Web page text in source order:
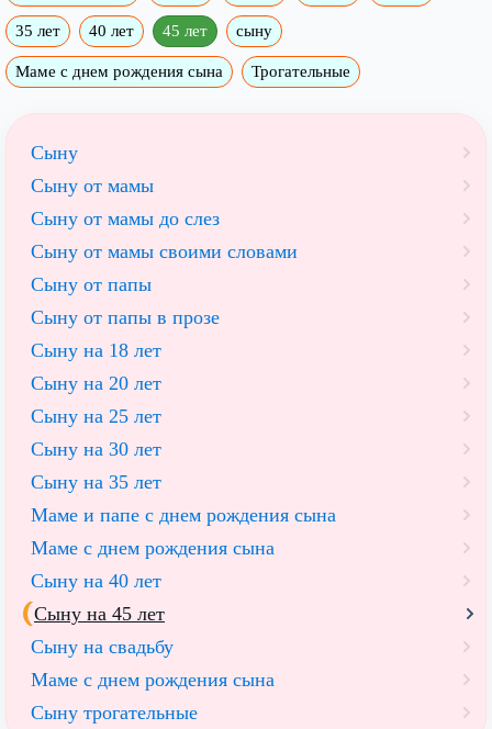
35 лет 40 лет 45 лет сыну
Маме с днем рождения сына Трогательные
Сыну
Сыну от мамы
Сыну от мамы до слез
Сыну от мамы своими словами
Сыну от папы
Сыну от папы в прозе
Сыну на 18 лет
Сыну на 20 лет
Cыну на 25 лет
Сыну на 30 лет
Сыну на 35 лет
Маме и папе с днем рождения сына
Маме с днем рождения сына
Сыну на 40 лет
Сыну на 45 лет
Сыну на свадьбу
Маме с днем рождения сына
Сыну трогательные